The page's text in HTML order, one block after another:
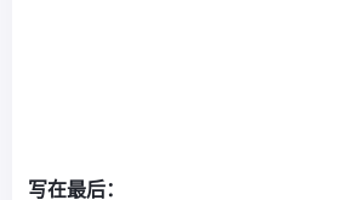
写在最后：